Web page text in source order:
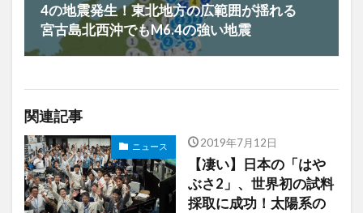
4の地震発生！東北地方の広範囲が揺れる
宮古島北西沖でもM6.4の強い地震
関連記事
ニュース 2019年7月12日
【凄い】日本の「はや
ぶさ2」、世界初の試料
採取に成功！太陽系の